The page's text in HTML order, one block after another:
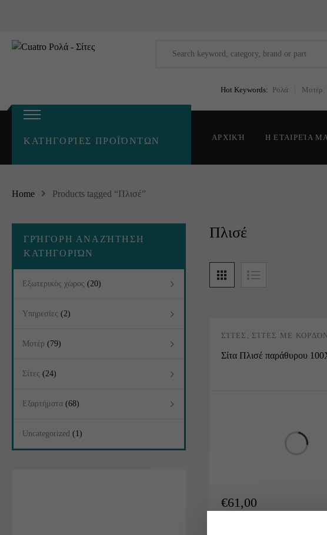
Hot Keywords: Ρολά Μοτέρ
ΚΑΤΗΓΟΡΊΕΣ ΠΡΟΪΌΝΤΩΝ ΑΡΧΙΚΉ Η ΕΤΑΙΡΕΊΑ
Home Products tagged “Πλισέ”
Πλισέ
ΣΊΤΕΣ , ΣΊΤΕΣ ΜΕ
ΠΛΙΣΈ
Σίτα Πλισέ παράθυρου
€61,00
ΓΡΉΓΟΡΗ ΑΝΑΖΉΤΗΣΗ
ΚΑΤΗΓΟΡΙΏΝ
Εξωτερικός χώρος (20)
Υπηρεσίες (2)
Μοτέρ (79)
Σίτες (24)
Εξαρτήματα (68)
Uncategorized (1)